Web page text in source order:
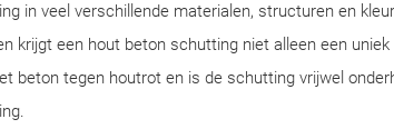
in veel verschillende materialen, structuren en
krijgt een hout beton schutting niet alleen een
beton tegen houtrot en is de schutting vrijwel